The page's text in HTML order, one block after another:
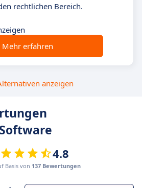
rechtlichen Bereich.
Mehr erfahren
anzeigen
4.8
Basis von 137 Bewertungen